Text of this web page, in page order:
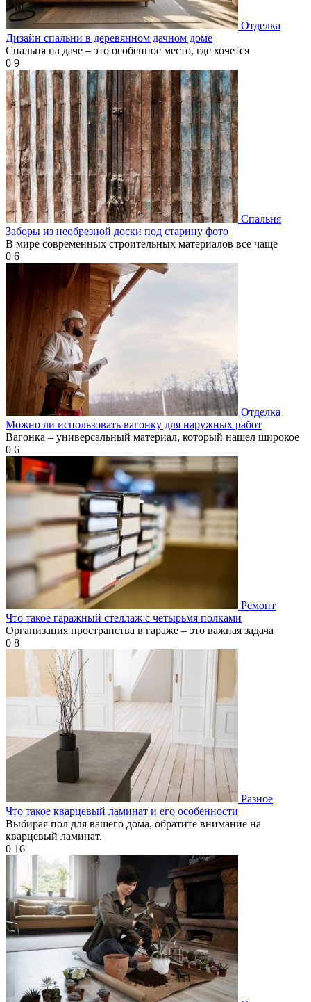
Отделка
Дизайн спальни в деревянном дачном доме
Спальня на даче – это особенное место, где хочется
0 9
Спальня
Заборы из необрезной доски под старину фото
В мире современных строительных материалов все чаще
0 6
Отделка
Можно ли использовать вагонку для наружных работ
Вагонка – универсальный материал, который нашел широкое
0 6
Ремонт
Что такое гаражный стеллаж с четырьмя полками
Организация пространства в гараже – это важная задача
0 8
Разное
Что такое кварцевый ламинат и его особенности
Выбирая пол для вашего дома, обратите внимание на
кварцевый ламинат.
0 16